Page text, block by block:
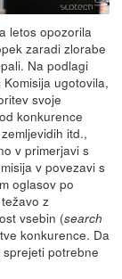
letos opozorila
zaradi zlorabe
Na podlagi
ugotovila,
svoje
konkurence
itd.,
v primerjavi s
v povezavi s
oglasov po
z
vsebin (search
konkurence. Da
potrebne